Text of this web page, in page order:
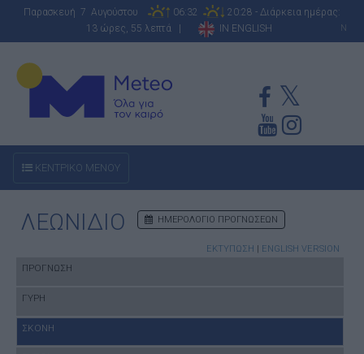
Παρασκευή 7 Αυγούστου 06:32
20:28 - Διάρκεια ημέρας:
13 ώρες, 55 λεπτά |
IN ENGLISH N
ΚΕΝΤΡΙΚΟ ΜΕΝΟΥ
ΛΕΩΝΙΔΙΟ ΗΜΕΡΟΛΟΓΙΟ ΠΡΟΓΝΩΣΕΩΝ
ΕΚΤΥΠΩΣΗ | ENGLISH VERSION
ΠΡΟΓΝΩΣΗ
ΓΥΡΗ
ΣΚΟΝΗ